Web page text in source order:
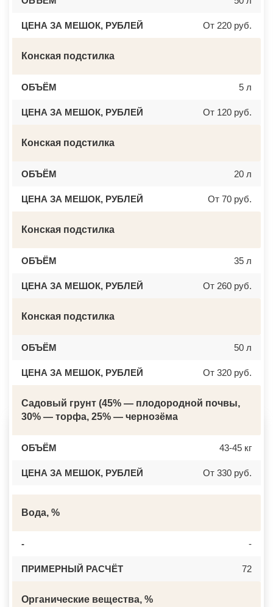
ЦЕНА ЗА МЕШОК, РУБЛЕЙ От 220 руб.
Конская подстилка
ОБЪЁМ 5 л
ЦЕНА ЗА МЕШОК, РУБЛЕЙ От 120 руб.
Конская подстилка
ОБЪЁМ 20 л
ЦЕНА ЗА МЕШОК, РУБЛЕЙ От 70 руб.
Конская подстилка
ОБЪЁМ 35 л
ЦЕНА ЗА МЕШОК, РУБЛЕЙ От 260 руб.
Конская подстилка
ОБЪЁМ 50 л
ЦЕНА ЗА МЕШОК, РУБЛЕЙ От 320 руб.
Садовый грунт (45% — плодородной почвы,
30% — торфа, 25% — чернозёма
ОБЪЁМ 43-45 кг
ЦЕНА ЗА МЕШОК, РУБЛЕЙ От 330 руб.
Вода, %
- -
ПРИМЕРНЫЙ РАСЧЁТ 72
Органические вещества, %